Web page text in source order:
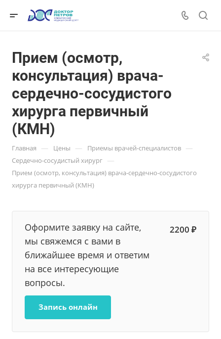
Прием (осмотр,
консультация) врача-
сердечно-сосудистого
хирурга первичный
(КМН)
Главная — Цены — Приемы врачей-специалистов —
Сердечно-сосудистый хирург —
Прием (осмотр, консультация) врача-сердечно-сосудистого
хирурга первичный (КМН)
Оформите заявку на сайте,
мы свяжемся с вами в
ближайшее время и ответим
на все интересующие
вопросы.
2200 ₽
Запись онлайн